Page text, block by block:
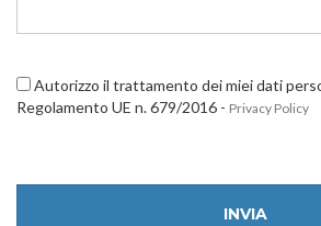
Autorizzo il trattamento dei miei dati
Regolamento UE n. 679/2016 - Privacy Policy
INVIA